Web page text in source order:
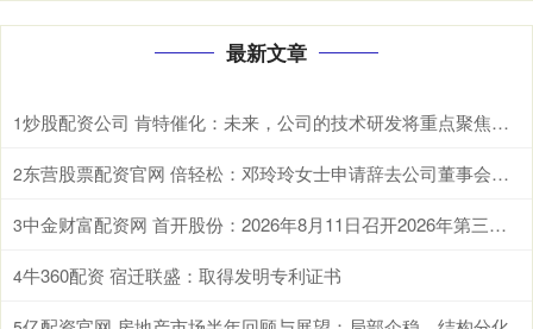
最新文章
1 炒股配资公司 肯特催化：未来，公司的技术研发将重点聚焦于现有生产工艺的优化迭代、全新产品开发以及前沿技术市场转化落地
2 东营股票配资官网 倍轻松：邓玲玲女士申请辞去公司董事会秘书职务
3 中金财富配资网 首开股份：2026年8月11日召开2026年第三次临时股东会
4牛360配资 宿迁联盛：取得发明专利证书